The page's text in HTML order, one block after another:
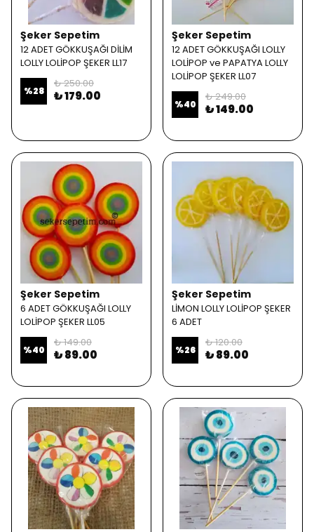
Şeker Sepetim
12 ADET GÖKKUŞAĞI DİLİM
LOLLY LOLİPOP ŞEKER LL17
%28
₺ 250.00
₺ 179.00
Şeker Sepetim
12 ADET GÖKKUŞAĞI LOLLY
LOLİPOP ve PAPATYA LOLLY
LOLİPOP ŞEKER LL07
%40
₺ 249.00
₺ 149.00
Şeker Sepetim
6 ADET GÖKKUŞAĞI LOLLY
LOLİPOP ŞEKER LL05
%40
₺ 149.00
₺ 89.00
Şeker Sepetim
LİMON LOLLY LOLİPOP ŞEKER
6 ADET
%26
₺ 120.00
₺ 89.00